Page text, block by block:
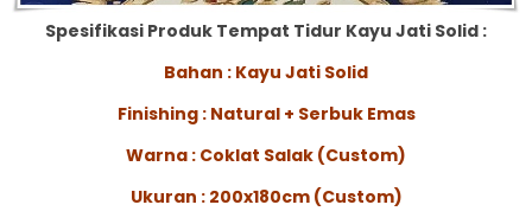
Spesifikasi Produk Tempat Tidur Kayu Jati Solid :
Bahan : Kayu Jati Solid
Finishing : Natural + Serbuk Emas
Warna : Coklat Salak (Custom)
Ukuran : 200x180cm (Custom)